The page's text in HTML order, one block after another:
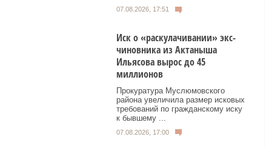
07.08.2026, 17:51
Иск о «раскулачивании» экс-
чиновника из Актаныша
Ильясова вырос до 45
миллионов
Прокуратура Муслюмовского
района увеличила размер исковых
требований по гражданскому иску
к бывшему ...
07.08.2026, 17:00